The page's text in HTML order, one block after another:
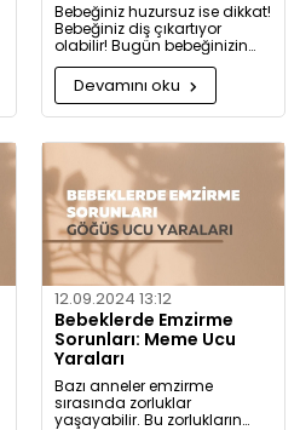
Bebeğiniz huzursuz ise dikkat!
Bebeğiniz diş çıkartıyor
olabilir! Bugün bebeğinizin
diş çıkarma belirtilerini ve sizi
rahatlatacak önerileri
paylaşıyoruz.
Devamını oku
12.09.2024 13:12
Bebeklerde Emzirme
Sorunları: Meme Ucu
Yaraları
Bazı anneler emzirme
sırasında zorluklar
yaşayabilir. Bu zorlukların